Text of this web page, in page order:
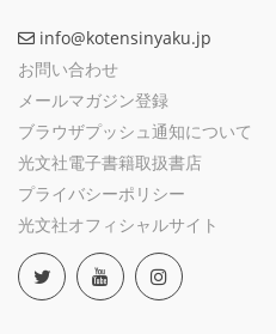
info@kotensinyaku.jp
お問い合わせ
メールマガジン登録
ブラウザプッシュ通知について
光文社電子書籍取扱書店
プライバシーポリシー
光文社オフィシャルサイト